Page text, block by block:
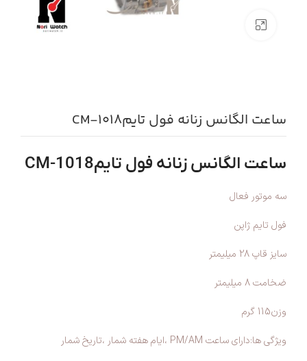
ساعت الگانس زنانه فول تایمCM-1018
ساعت الگانس زنانه فول تایمCM-1018
سه موتور فعال
فول تایم ژاپن
سایز قاپ 28 میلیمتر
ضخامت 8 میلیمتر
وزن115 گرم
ویژگی ها:دارای ساعت PM/AM ،ایام هفته شمار ،تاریخ شمار